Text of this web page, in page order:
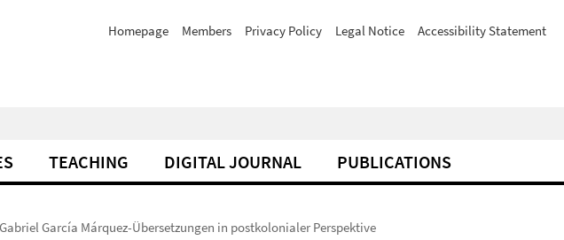
Homepage Members Privacy Policy Legal Notice Accessibility Statement
TEACHING DIGITAL JOURNAL PUBLICATIONS
García Márquez-Übersetzungen in postkolonialer Perspektive